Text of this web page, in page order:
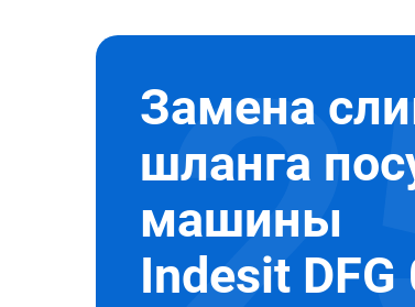
Замена
шланга
машины
Indesit DFG